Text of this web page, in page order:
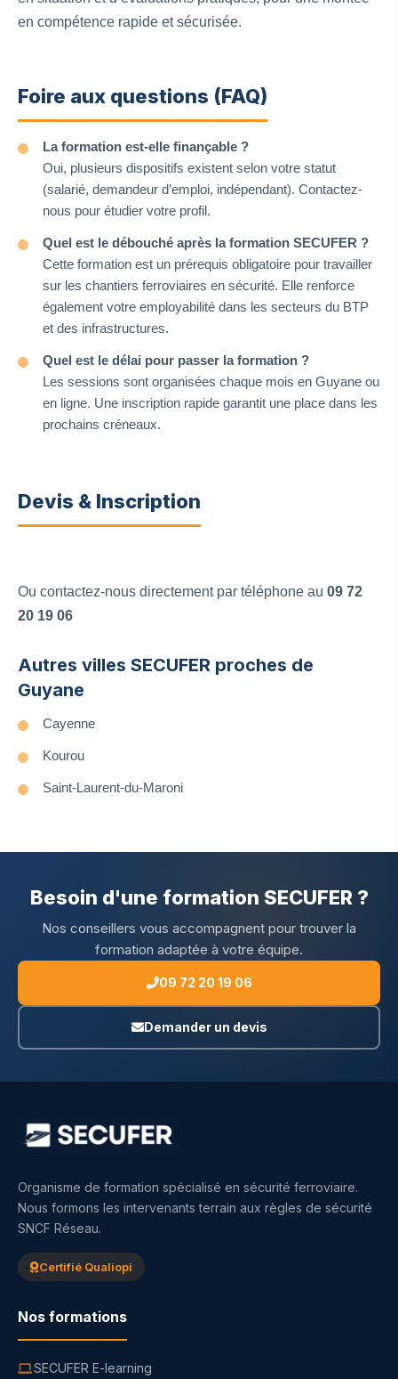
en compétence rapide et sécurisée.
Foire aux questions (FAQ)
La formation est-elle finançable ?
Oui, plusieurs dispositifs existent selon votre statut
(salarié, demandeur d’emploi, indépendant). Contactez-
nous pour étudier votre profil.
Quel est le débouché après la formation SECUFER ?
Cette formation est un prérequis obligatoire pour travailler
sur les chantiers ferroviaires en sécurité. Elle renforce
également votre employabilité dans les secteurs du BTP
et des infrastructures.
Quel est le délai pour passer la formation ?
Les sessions sont organisées chaque mois en Guyane ou
en ligne. Une inscription rapide garantit une place dans les
prochains créneaux.
Devis & Inscription
Ou contactez-nous directement par téléphone au 09 72
20 19 06
Autres villes SECUFER proches de
Guyane
Cayenne
Kourou
Saint-Laurent-du-Maroni
Besoin d'une formation SECUFER ?
Nos conseillers vous accompagnent pour trouver la
formation adaptée à votre équipe.
09 72 20 19 06
Demander un devis
Organisme de formation spécialisé en sécurité ferroviaire.
Nous formons les intervenants terrain aux règles de sécurité
SNCF Réseau.
Certifié Qualiopi
Nos formations
SECUFER E-learning